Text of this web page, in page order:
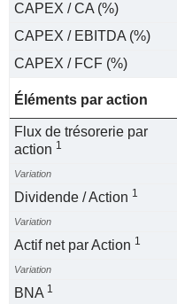
CAPEX / CA (%)
CAPEX / EBITDA (%)
CAPEX / FCF (%)
Éléments par action
Flux de trésorerie par
action 1
Variation
Dividende / Action 1
Variation
Actif net par Action 1
Variation
BNA 1